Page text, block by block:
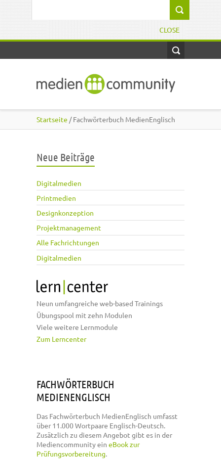
CLOSE
Startseite / Fachwörterbuch MedienEnglisch
Neue Beiträge
Digitalmedien
Printmedien
Designkonzeption
Projektmanagement
Alle Fachrichtungen
Digitalmedien
Neun umfangreiche web-based Trainings
Übungspool mit zehn Modulen
Viele weitere Lernmodule
Zum Lerncenter
FACHWÖRTERBUCH
MEDIENENGLISCH
Das Fachwörterbuch MedienEnglisch umfasst
über 11.000 Wortpaare Englisch-Deutsch.
Zusätzlich zu diesem Angebot gibt es in der
Mediencommunity ein eBook zur
Prüfungsvorbereitung.